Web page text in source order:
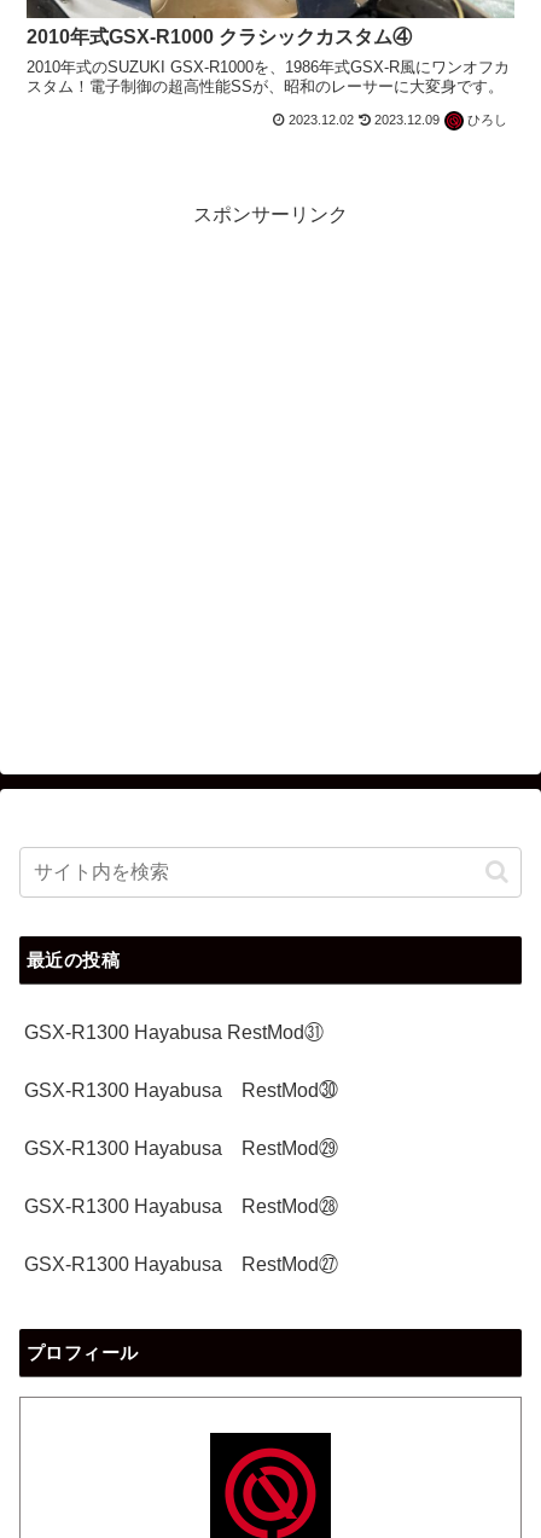
2010年式GSX-R1000 クラシックカスタム④
2010年式のSUZUKI GSX-R1000を、1986年式GSX-R風にワンオフカ
スタム！電子制御の超高性能SSが、昭和のレーサーに大変身です。
2023.12.02 2023.12.09 ひろし
スポンサーリンク
最近の投稿
GSX-R1300 Hayabusa RestMod㉛
GSX-R1300 Hayabusa RestMod㉚
GSX-R1300 Hayabusa RestMod㉙
GSX-R1300 Hayabusa RestMod㉘
GSX-R1300 Hayabusa RestMod㉗
プロフィール